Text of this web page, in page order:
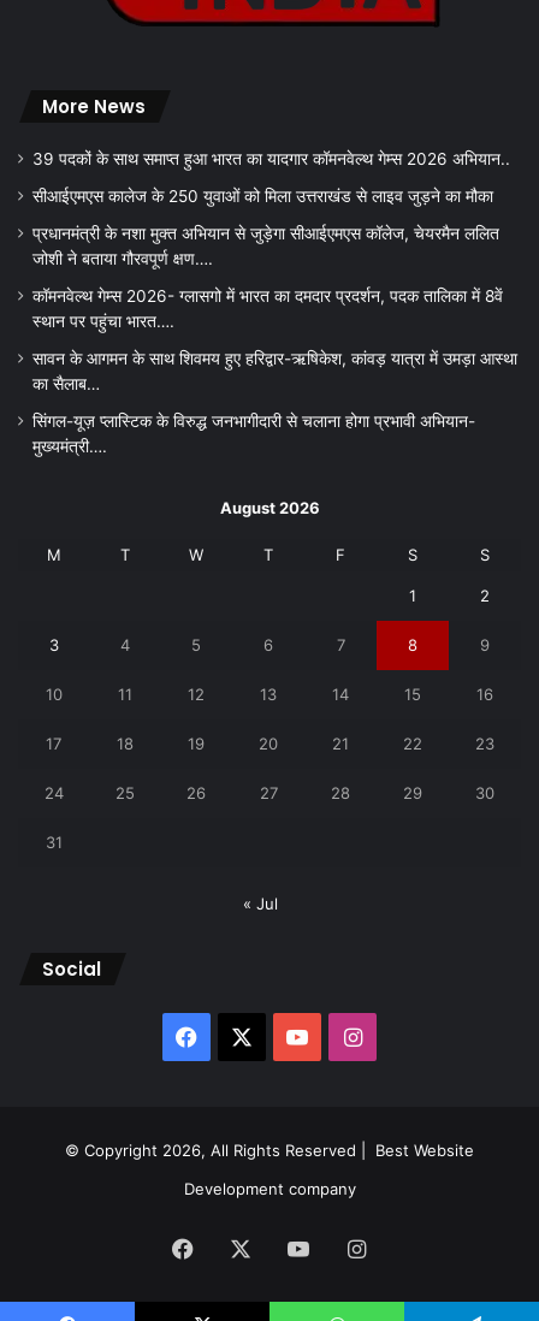
More News
39 पदकों के साथ समाप्त हुआ भारत का यादगार कॉमनवेल्थ गेम्स 2026 अभियान..
सीआईएमएस कालेज के 250 युवाओं को मिला उत्तराखंड से लाइव जुड़ने का मौका
प्रधानमंत्री के नशा मुक्त अभियान से जुड़ेगा सीआईएमएस कॉलेज, चेयरमैन ललित
जोशी ने बताया गौरवपूर्ण क्षण….
कॉमनवेल्थ गेम्स 2026- ग्लासगो में भारत का दमदार प्रदर्शन, पदक तालिका में 8वें
स्थान पर पहुंचा भारत….
सावन के आगमन के साथ शिवमय हुए हरिद्वार-ऋषिकेश, कांवड़ यात्रा में उमड़ा आस्था
का सैलाब…
सिंगल-यूज़ प्लास्टिक के विरुद्ध जनभागीदारी से चलाना होगा प्रभावी अभियान-
मुख्यमंत्री….
August 2026
M T W T F S S
1 2
3 4 5 6 7 8 9
10 11 12 13 14 15 16
17 18 19 20 21 22 23
24 25 26 27 28 29 30
31
« Jul
Social
Facebook YouTubeInstagram
© Copyright 2026, All Rights Reserved | Best Website
Development company
Facebook YouTubeInstagram